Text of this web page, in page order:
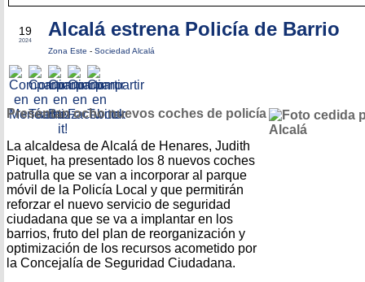
19
2024
Alcalá estrena Policía de Barrio
Zona Este - Sociedad Alcalá
Presentan ocho nuevos coches de policía
La alcaldesa de Alcalá de Henares, Judith
Piquet, ha presentado los 8 nuevos coches
patrulla que se van a incorporar al parque
móvil de la Policía Local y que permitirán
reforzar el nuevo servicio de seguridad
ciudadana que se va a implantar en los
barrios, fruto del plan de reorganización y
optimización de los recursos acometido por
la Concejalía de Seguridad Ciudadana.